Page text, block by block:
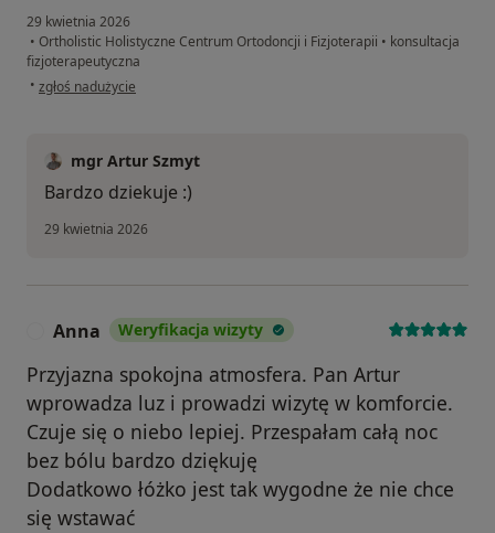
29 kwietnia 2026
• Ortholistic Holistyczne Centrum Ortodoncji i Fizjoterapii • konsultacja
fizjoterapeutyczna
• w opinii użytkownika Agata
zgłoś nadużycie
mgr Artur Szmyt
Bardzo dziekuje :)
29 kwietnia 2026
Anna Weryfikacja wizyty
Przyjazna spokojna atmosfera. Pan Artur
wprowadza luz i prowadzi wizytę w komforcie.
Czuje się o niebo lepiej. Przespałam całą noc
bez bólu bardzo dziękuję
Dodatkowo łóżko jest tak wygodne że nie chce
się wstawać